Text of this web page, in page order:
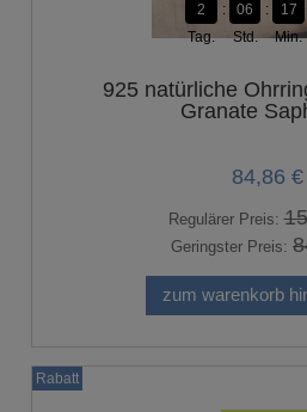
2
Tag.
06
Std.
17
Min.
925 natürliche
Granate
84,86 €
Regulärer Preis:
Geringster Preis:
zum warenkorb
Rabatt